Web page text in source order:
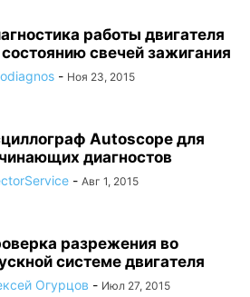
работы двигателя
состоянию свечей зажигания
- Ноя 23, 2015
Autoscope для
диагностов
- Авг 1, 2015
разрежения во
системе двигателя
Огурцов - Июл 27, 2015